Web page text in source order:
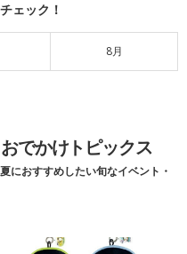
ェック！
8月
でかけトピックス
におすすめしたい旬なイベント・